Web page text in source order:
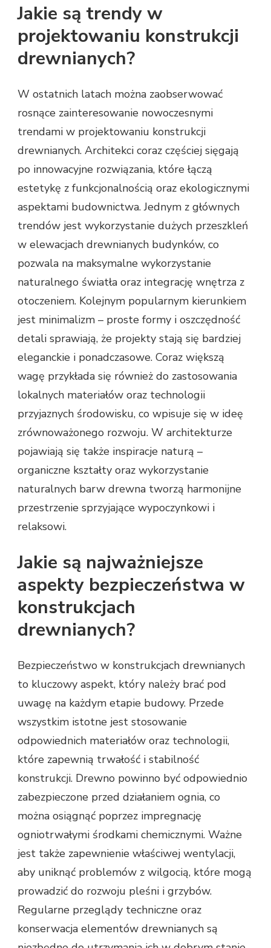
Jakie są trendy w
projektowaniu konstrukcji
drewnianych?
W ostatnich latach można zaobserwować
rosnące zainteresowanie nowoczesnymi
trendami w projektowaniu konstrukcji
drewnianych. Architekci coraz częściej sięgają
po innowacyjne rozwiązania, które łączą
estetykę z funkcjonalnością oraz ekologicznymi
aspektami budownictwa. Jednym z głównych
trendów jest wykorzystanie dużych przeszkleń
w elewacjach drewnianych budynków, co
pozwala na maksymalne wykorzystanie
naturalnego światła oraz integrację wnętrza z
otoczeniem. Kolejnym popularnym kierunkiem
jest minimalizm – proste formy i oszczędność
detali sprawiają, że projekty stają się bardziej
eleganckie i ponadczasowe. Coraz większą
wagę przykłada się również do zastosowania
lokalnych materiałów oraz technologii
przyjaznych środowisku, co wpisuje się w ideę
zrównoważonego rozwoju. W architekturze
pojawiają się także inspiracje naturą –
organiczne kształty oraz wykorzystanie
naturalnych barw drewna tworzą harmonijne
przestrzenie sprzyjające wypoczynkowi i
relaksowi.
Jakie są najważniejsze
aspekty bezpieczeństwa w
konstrukcjach
drewnianych?
Bezpieczeństwo w konstrukcjach drewnianych
to kluczowy aspekt, który należy brać pod
uwagę na każdym etapie budowy. Przede
wszystkim istotne jest stosowanie
odpowiednich materiałów oraz technologii,
które zapewnią trwałość i stabilność
konstrukcji. Drewno powinno być odpowiednio
zabezpieczone przed działaniem ognia, co
można osiągnąć poprzez impregnację
ogniotrwałymi środkami chemicznymi. Ważne
jest także zapewnienie właściwej wentylacji,
aby uniknąć problemów z wilgocią, które mogą
prowadzić do rozwoju pleśni i grzybów.
Regularne przeglądy techniczne oraz
konserwacja elementów drewnianych są